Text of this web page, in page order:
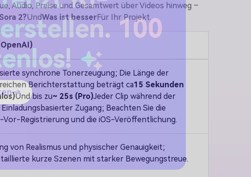
Audio, Preise und Gesamtwert über Videos hinweg –
2?UndWas ist besserFür Ihr Projekt.
synchrone Tonerzeugung; Die Länge der
Berichterstattung beträgt ca15 Sekunden
Und bis zu~ 25s (Pro)Jeder Clip während der
Zugang; Beachten Sie die
Vor-Registrierung und die iOS-Veröffentlichung.
von Realismus und physischer Genauigkeit;
kurze Szenen mit starker Bewegungstreue.
KI-
100